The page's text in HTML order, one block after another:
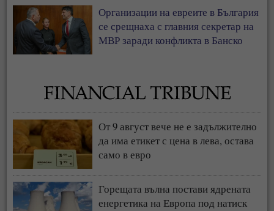
Организации на евреите в България
се срещнаха с главния секретар на
МВР заради конфликта в Банско
От 9 август вече не е задължително
да има етикет с цена в лева, остава
само в евро
Горещата вълна постави ядрената
енергетика на Европа под натиск